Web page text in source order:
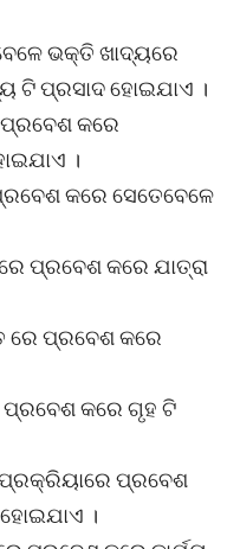
ଭକ୍ତି ଖାଦ୍ୟରେ
ଟି ପ୍ରସାଦ ହୋଇଯାଏ ।
କରେ
।
କରେ ସେତେବେଳେ
ପ୍ରବେଶ କରେ ଯାତ୍ରା
ରେ ପ୍ରବେଶ କରେ
ପ୍ରବେଶ କରେ ଗୃହ ଟି
ପ୍ରକ୍ରିୟାରେ ପ୍ରବେଶ
।